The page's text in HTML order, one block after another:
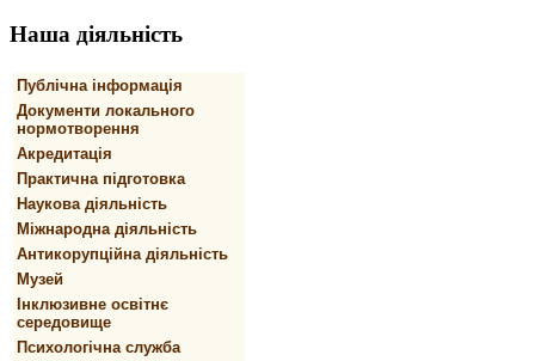
Наша діяльність
Публічна інформація
Документи локального
нормотворення
Акредитація
Практична підготовка
Наукова діяльність
Міжнародна діяльність
Антикорупційна діяльність
Музей
Інклюзивне освітнє
середовище
Психологічна служба